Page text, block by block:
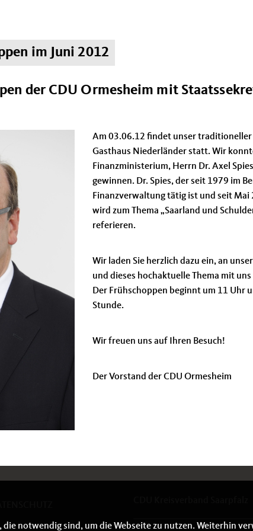
im Juni 2012
der CDU Ormesheim mit
Am 03.06.12 findet unser
Gasthaus Niederländer statt. Wir
Finanzministerium, Herrn Dr. Axel
gewinnen. Dr. Spies, der seit 1979 im
Finanzverwaltung tätig ist und seit
wird zum Thema „Saarland und
referieren.
Wir laden Sie herzlich dazu ein, an
und dieses hochaktuelle Thema mit
Der Frühschoppen beginnt um 11 Uhr
Stunde.
Wir freuen uns auf Ihren Besuch!
Der Vorstand der CDU Ormesheim
die notwendig sind, um die Webseite zu nutzen. Weiterhin